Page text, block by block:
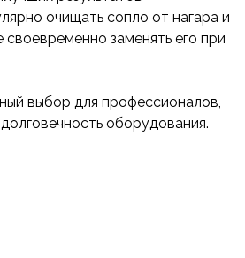
очищать сопло от нагара и
своевременно заменять его при
выбор для профессионалов,
оборудования.